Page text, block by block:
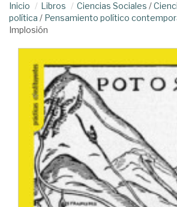
Inicio Libros Ciencias Sociales /
política / Pensamiento político
Implosión